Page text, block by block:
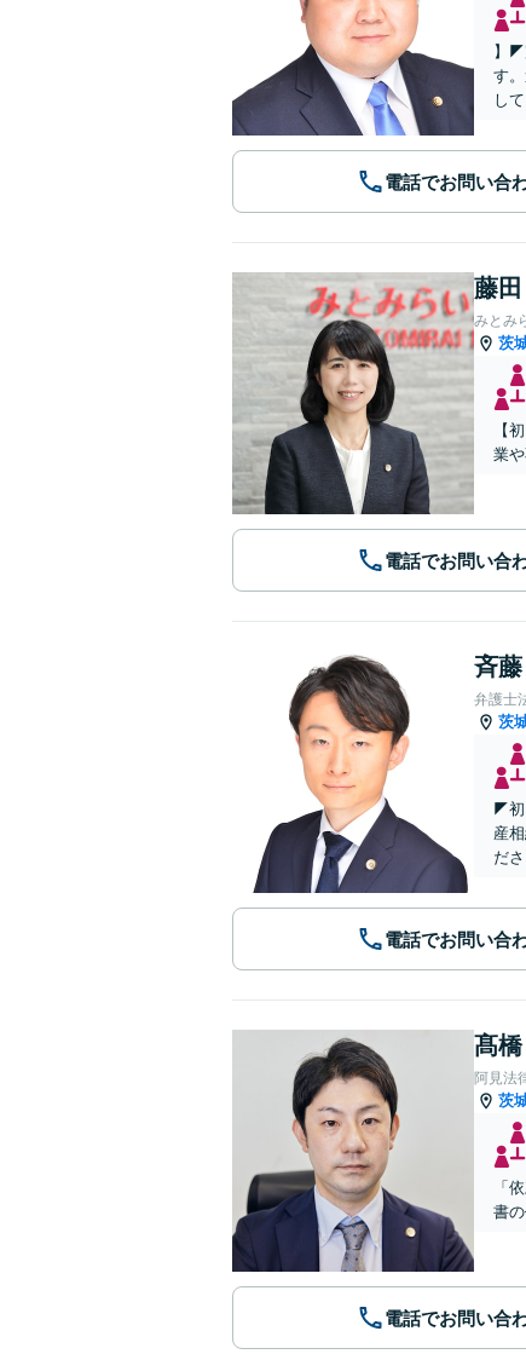
】◤
す
し
電話でお問い合
藤
みとみ
茨
【
業
電話でお問い合
斉
弁護士
茨
◤初
産
ださ
電話でお問い合
髙
阿見法
茨
「
書
電話でお問い合